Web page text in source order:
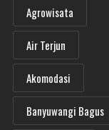
Agrowisata
Air Terjun
Akomodasi
Banyuwangi Bagus